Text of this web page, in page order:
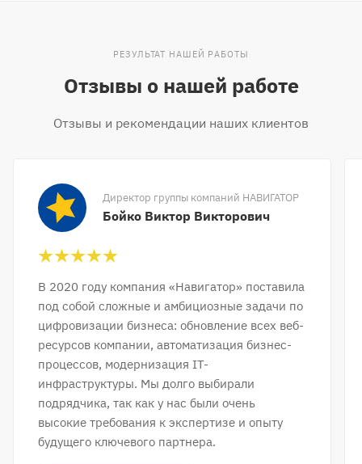
РЕЗУЛЬТАТ НАШЕЙ РАБОТЫ
Отзывы о нашей работе
Отзывы и рекомендации наших клиентов
Директор группы компаний НАВИГАТОР
Бойко Виктор Викторович
В 2020 году компания «Навигатор» поставила
под собой сложные и амбициозные задачи по
цифровизации бизнеса: обновление всех веб-
ресурсов компании, автоматизация бизнес-
процессов, модернизация IT-
инфраструктуры. Мы долго выбирали
подрядчика, так как у нас были очень
высокие требования к экспертизе и опыту
будущего ключевого партнера.